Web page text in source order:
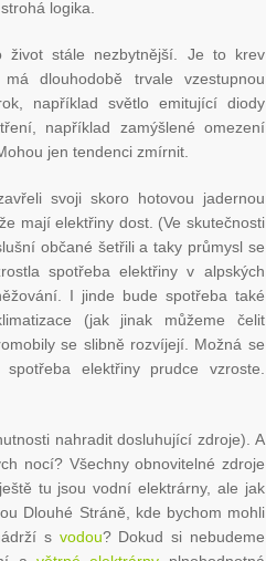
logika.
život stále nezbytnější. Je to krev
dlouhodobě trvale vzestupnou
například světlo emitující diody
například zamýšlené omezení
jen tendenci zmírnit.
svoji skoro hotovou jadernou
mají elektřiny dost. (Ve skutečnosti
občané šetřili a taky průmysl se
spotřeba elektřiny v alpských
I jinde bude spotřeba také
(jak jinak můžeme čelit
se slibně rozvíjejí. Možná se
elektřiny prudce vzroste.
nahradit dosluhující zdroje). A
nocí? Všechny obnovitelné zdroje
tu jsou vodní elektrárny, ale jak
Dlouhé Stráně, kde bychom mohli
s vodou? Dokud si nebudeme